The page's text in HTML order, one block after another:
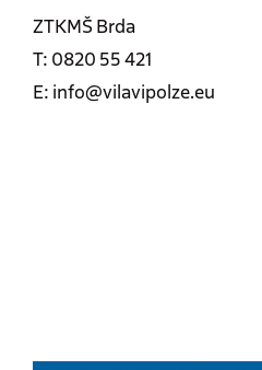
ZTKMŠ Brda
T: 0820 55 421
E: info@vilavipolze.eu